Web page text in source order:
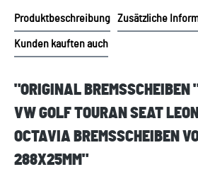
Produktbeschreibung Zusätzliche
Kunden kauften auch
"ORIGINAL
VW GOLF TOURAN SEAT
OCTAVIA BREMSSCHEIBEN
288X25MM"